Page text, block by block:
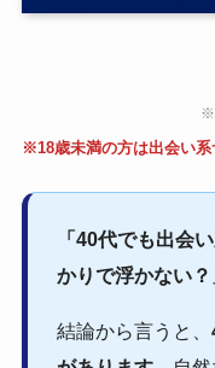
※
※18歳未満の方は出会い系
「40代でも出会
かりで浮かない？
結論から言うと、